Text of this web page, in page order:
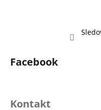
Facebook
Kontakt